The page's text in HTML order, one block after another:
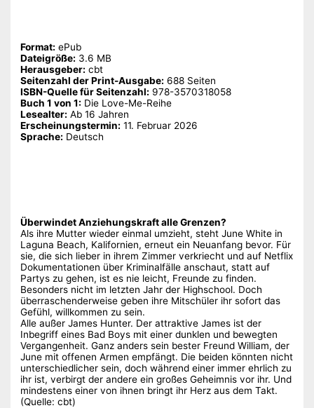
Format: ePub
Dateigröße: ‎3.6 MB
Herausgeber: ‎cbt
Seitenzahl der Print-Ausgabe: ‎688 Seiten
ISBN-Quelle für Seitenzahl: ‎978-3570318058
Buch 1 von 1: ‎Die Love-Me-Reihe
Lesealter: Ab 16 Jahren
Erscheinungstermin: ‎11. Februar 2026
Sprache: ‎Deutsch
Überwindet Anziehungskraft alle Grenzen?
Als ihre Mutter wieder einmal umzieht, steht June White in
Laguna Beach, Kalifornien, erneut ein Neuanfang bevor. Für
sie, die sich lieber in ihrem Zimmer verkriecht und auf Netflix
Dokumentationen über Kriminalfälle anschaut, statt auf
Partys zu gehen, ist es nie leicht, Freunde zu finden.
Besonders nicht im letzten Jahr der Highschool. Doch
überraschenderweise geben ihre Mitschüler ihr sofort das
Gefühl, willkommen zu sein.
Alle außer James Hunter. Der attraktive James ist der
Inbegriff eines Bad Boys mit einer dunklen und bewegten
Vergangenheit. Ganz anders sein bester Freund William, der
June mit offenen Armen empfängt. Die beiden könnten nicht
unterschiedlicher sein, doch während einer immer ehrlich zu
ihr ist, verbirgt der andere ein großes Geheimnis vor ihr. Und
mindestens einer von ihnen bringt ihr Herz aus dem Takt.
(Quelle: cbt)